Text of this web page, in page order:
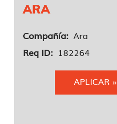
ARA
Compañía: Ara
Req ID: 182264
APLICAR »